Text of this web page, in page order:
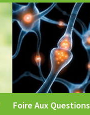
Foire Aux Questions